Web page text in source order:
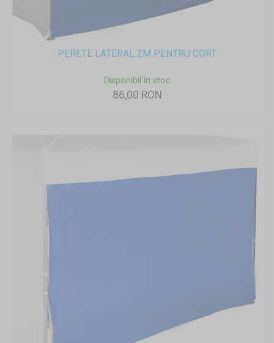
PERETE LATERAL 2M PENTRU CORT
Disponibil în stoc
86,00 RON